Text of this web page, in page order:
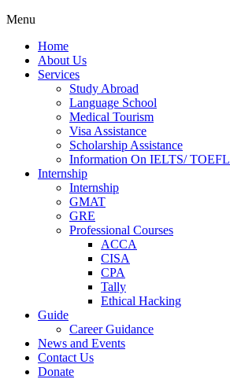
Menu
Home
About Us
Services
Study Abroad
Language School
Medical Tourism
Visa Assistance
Scholarship Assistance
Information On IELTS/ TOEFL
Internship
Internship
GMAT
GRE
Professional Courses
ACCA
CISA
CPA
Tally
Ethical Hacking
Guide
Career Guidance
News and Events
Contact Us
Donate